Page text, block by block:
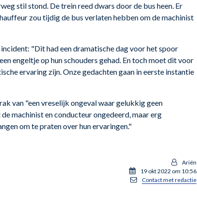
stil stond. De trein reed dwars door de bus heen. Er
zou tijdig de bus verlaten hebben om de machinist
"Dit had een dramatische dag voor het spoor
engeltje op hun schouders gehad. En toch moet dit voor
ervaring zijn. Onze gedachten gaan in eerste instantie
van "een vreselijk ongeval waar gelukkig geen
machinist en conducteur ongedeerd, maar erg
om te praten over hun ervaringen."
Ariën
19 okt 2022 om 10:56
Contact met redactie